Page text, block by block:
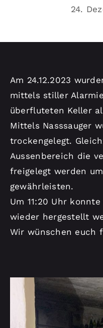
24.
Am 24.12.2023
mittels stiller
überfluteten Keller
Mittels Nasssauger
trockengelegt.
Aussenbereich die
freigelegt werden
gewährleisten.
Um 11:20 Uhr
wieder hergestellt
Wir wünschen euch